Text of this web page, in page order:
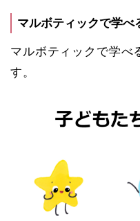
マルボティックで学べ
マルボティックで学べ
す。